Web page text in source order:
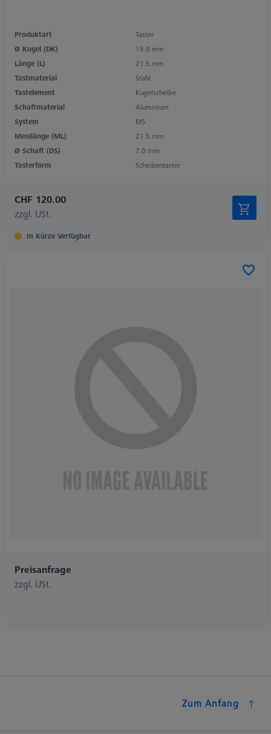
Produktart
Taster
Ø Kugel (DK)
15.0 mm
Länge (L)
21.5 mm
Tastmaterial
Stahl
Tastelement
Kugelscheibe
Schaftmaterial
Aluminium
System
M5
Messlänge (ML)
21.5 mm
Ø Schaft (DS)
7.0 mm
Tasterform
Scheibentaster
CHF 120.00
zzgl. USt.
In Kürze Verfügbar
Preisanfrage
zzgl. USt.
Zum Anfang